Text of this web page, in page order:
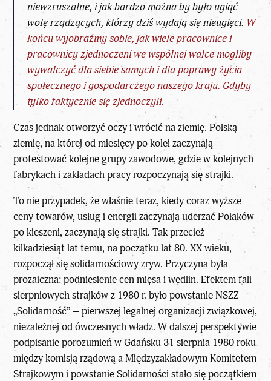
niewzruszalne, i jak bardzo można by było ugiąć
wolę rządzących, którzy dziś wydają się nieugięci. W
końcu wyobraźmy sobie, jak wiele pracownice i
pracownicy zjednoczeni we wspólnej walce mogliby
wywalczyć dla siebie samych i dla poprawy życia
społecznego i gospodarczego naszego kraju. Gdyby
tylko faktycznie się zjednoczyli.
Czas jednak otworzyć oczy i wrócić na ziemię. Polską
ziemię, na której od miesięcy po kolei zaczynają
protestować kolejne grupy zawodowe, gdzie w kolejnych
fabrykach i zakładach pracy rozpoczynają się strajki.
To nie przypadek, że właśnie teraz, kiedy coraz wyższe
ceny towarów, usług i energii zaczynają uderzać Polaków
po kieszeni, zaczynają się strajki. Tak przecież
kilkadziesiąt lat temu, na początku lat 80. XX wieku,
rozpoczął się solidarnościowy zryw. Przyczyna była
prozaiczna: podniesienie cen mięsa i wędlin. Efektem fali
sierpniowych strajków z 1980 r. było powstanieNSZZ
„Solidarność”– pierwszej legalnej organizacji związkowej,
niezależnej od ówczesnych władz. W dalszej perspektywie
podpisanie porozumień w Gdańsku 31 sierpnia 1980 roku
między komisją rządową a Międzyzakładowym Komitetem
Strajkowym i powstanie Solidarności stało się początkiem